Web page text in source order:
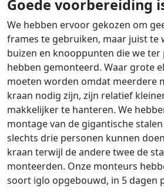
Goede voorbereiding
We hebben ervoor gekozen om
frames te gebruiken, maar juist te
buizen en knooppunten die we ter
hebben gemonteerd. Waar grote
moeten worden omdat meerdere
kraan nodig zijn, zijn relatief
makkelijker te hanteren. We
montage van de gigantische
slechts drie personen kunnen
kraan terwijl de andere twee de
monteerden. Onze monteurs
soort iglo opgebouwd, in 5 dagen